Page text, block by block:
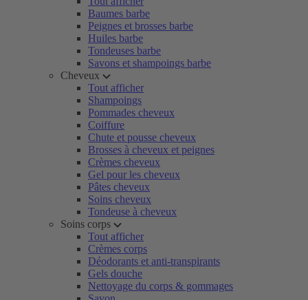
Baumes barbe
Peignes et brosses barbe
Huiles barbe
Tondeuses barbe
Savons et shampoings barbe
Cheveux
Tout afficher
Shampoings
Pommades cheveux
Coiffure
Chute et pousse cheveux
Brosses à cheveux et peignes
Crèmes cheveux
Gel pour les cheveux
Pâtes cheveux
Soins cheveux
Tondeuse à cheveux
Soins corps
Tout afficher
Crèmes corps
Déodorants et anti-transpirants
Gels douche
Nettoyage du corps & gommages